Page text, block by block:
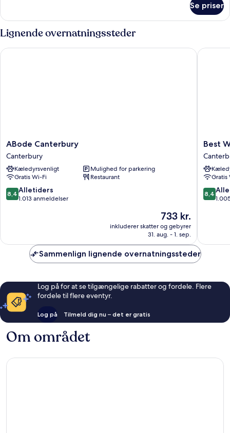
Bed
Room
with
Sofa
Bed
Se priser
Lignende overnatningssteder
ABode
Canterbury
Canterbury
ABode Canterbury
Canterbury
Kæledyrsvenligt
Mulighed for parkering
Gratis Wi-Fi
Restaurant
8.4
ud
anmeldelser
8,4 Alletiders
1.013 anmeldelser
Prisen
733 kr.
733 kr.
inkluderer skatter og gebyrer
31. aug. - 1. sep.
ABode Canterbury
Best
Western
Abbots
Barton
Hotel
Best
Gratis
8.4
ud
8,4
Best
Sammenlign lignende overnatningssteder
Log på for at se tilgængelige rabatter og fordele. Flere
fordele til flere eventyr.
Log på Tilmeld dig nu – det er gratis
Om området